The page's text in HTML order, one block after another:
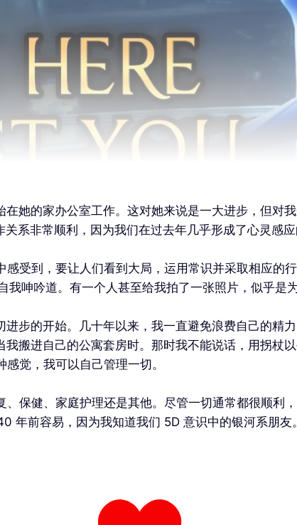
她的家办公室工作。这对她来说是一大进步，但对
系非常顺利，因为我们在过去年几乎形成了心灵感应
受到，要让人们看到大局，运用常识并采取相应的
我呻吟道。有一个人甚至给我拍了一张照片，似乎是
步的开始。几十年以来，我一直避免浪费自己的精
搬进自己的公寓套房时。那时我不能说话，用拐杖
觉，我可以自己管理一切。
保健、家庭护理还是其他。尽管一切通常都很顺利
年前容易，因为我知道我们 5D 意识中的银河系朋